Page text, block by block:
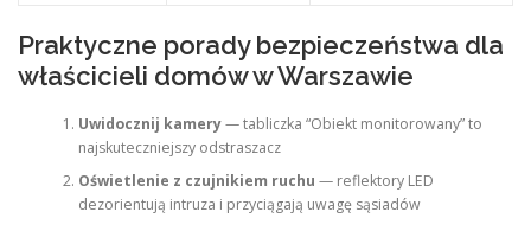
Praktyczne porady bezpieczeństwa dla
właścicieli domów w Warszawie
Uwidocznij kamery— tabliczka “Obiekt monitorowany” to
najskuteczniejszy odstraszacz
Oświetlenie z czujnikiem ruchu — reflektory LED
dezorientują intruza i przyciągają uwagę sąsiadów